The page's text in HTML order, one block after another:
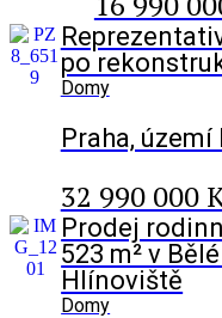
po
Domy
Praha,
32 990 000
Prodej
523 m² v
Hlínoviště
Domy